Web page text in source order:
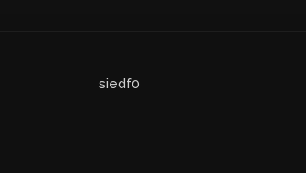
siedf0